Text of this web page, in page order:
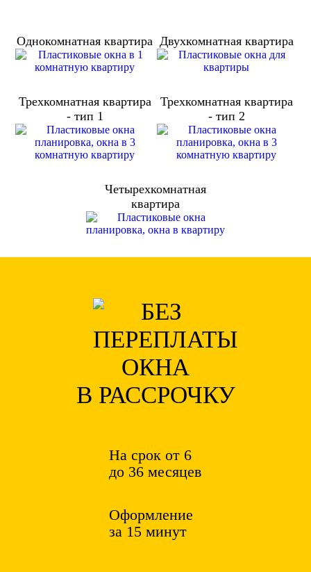
Однокомнатная квартира Двухкомнатная квартира
Трехкомнатная квартира
- тип 1
Трехкомнатная квартира
- тип 2
Четырехкомнатная
квартира
ОКНА
В РАССРОЧКУ
На срок от 6
до 36 месяцев
Оформление
за 15 минут